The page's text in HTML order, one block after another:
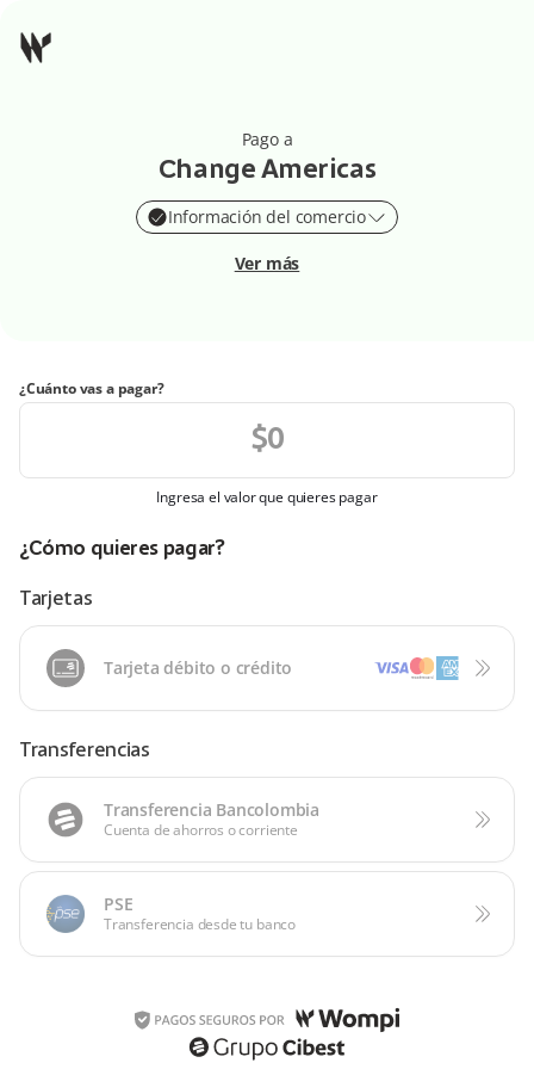
Pago a
Change Americas
Información del comercio
Ver más
¿Cuánto vas a pagar?
Ingresa el valor que quieres pagar
¿Cómo quieres pagar?
Tarjetas
Tarjeta débito o crédito
Transferencias
Transferencia Bancolombia
Cuenta de ahorros o corriente
PSE
Transferencia desde tu banco